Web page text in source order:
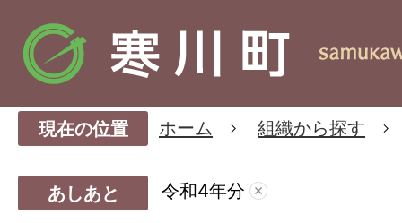
現在の位置 ホーム 組織から探す
あしあと 令和4年分